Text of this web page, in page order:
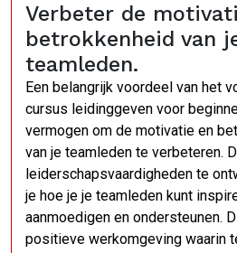
Verbeter de
betrokkenheid van
teamleden.
Een belangrijk voordeel van het
cursus leidinggeven voor
vermogen om de motivatie en
van je teamleden te verbeteren.
leiderschapsvaardigheden te
je hoe je je teamleden kunt
aanmoedigen en ondersteunen.
positieve werkomgeving waarin